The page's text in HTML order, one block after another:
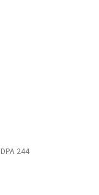
DPA 244